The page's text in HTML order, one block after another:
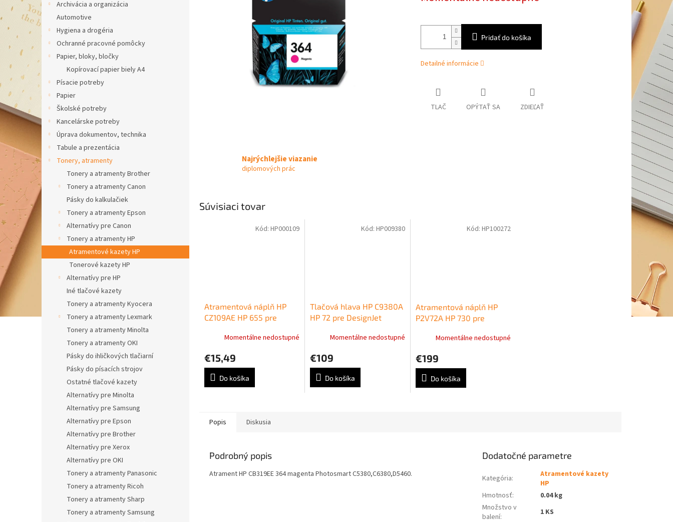
Archivácia a organizácia
Automotive
Hygiena a drogéria
Ochranné pracovné pomôcky
Papier, bloky, bločky
Kopírovací papier biely A4
Písacie potreby
Papier
Školské potreby
Kancelárske potreby
Úprava dokumentov, technika
Tabule a prezentácia
Tonery, atramenty
Tonery a atramenty Brother
Tonery a atramenty Canon
Pásky do kalkulačiek
Tonery a atramenty Epson
Alternatívy pre Canon
Tonery a atramenty HP
Atramentové kazety HP
Tonerové kazety HP
Alternatívy pre HP
Iné tlačové kazety
Tonery a atramenty Kyocera
Tonery a atramenty Lexmark
Tonery a atramenty Minolta
Tonery a atramenty OKI
Pásky do ihličkových tlačiarní
Pásky do písacích strojov
Ostatné tlačové kazety
Alternatívy pre Minolta
Alternatívy pre Samsung
Alternatívy pre Epson
Alternatívy pre Brother
Alternatívy pre Xerox
Alternatívy pre OKI
Tonery a atramenty Panasonic
Tonery a atramenty Ricoh
Tonery a atramenty Sharp
Tonery a atramenty Samsung
Pridať do košíka
Detailné informácie
TLAČ OPÝTAŤ SA ZDIEĽAŤ
Najrýchlejšie viazanie
diplomových prác
Súvisiaci tovar
Atramentová náplň HP
CZ109AE HP 655 pre
3525/4615/4625/5525
Momentálne nedostupné
€15,49
Do košíka
Kód: HP000109
Tlačová hlava HP C9380A
HP 72 pre DesignJet
grey/photo black
Momentálne nedostupné
€109
Do košíka
Kód: HP009380
Atramentová náplň HP
P2V72A HP 730 pre
T2600 (300 ml) gray
Momentálne nedostupné
€199
Do košíka
Kód:HP100272
Popis Diskusia
Podrobný popis
Atrament HP CB319EE 364 magenta Photosmart C5380,C6380,D5460.
Dodatočné parametre
Kategória:
Atramentové kazety
HP
Hmotnosť:
0.04 kg
Množstvo v
balení: 1 KS